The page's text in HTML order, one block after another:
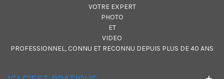
VOTRE EXPERT
PHOTO
ET
VIDEO
PROFESSIONNEL, CONNU ET RECONNU DEPUIS PLUS DE 40 ANS